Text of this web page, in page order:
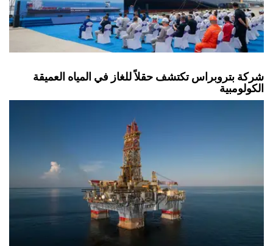
شركة بتروبراس تكتشف حقلاً للغاز في المياه العميقة
الكولومبية